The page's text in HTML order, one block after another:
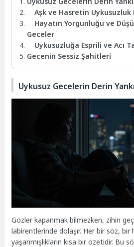
Aşk ve Hasretin Uykusuzluk
Hayatın Yorgunluğu ve
Geceler
Uykusuzluğa Esprili ve Acı
Gecenin Sessiz Şahitleri
Uykusuz Gecelerin Derin
Gözler kapanmak bilmezken, zihin
labirentlerinde dolaşır. Her bir söz, bir
yaşanmışlıkların kısa bir özetidir. Bu